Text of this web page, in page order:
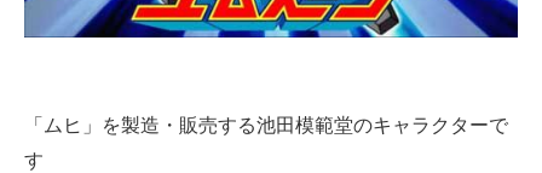
「ムヒ」を製造・販売する池田模範堂のキャラクターで
す